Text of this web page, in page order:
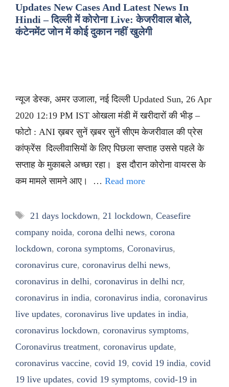
Updates New Cases And Latest News In
Hindi – दिल्ली में कोरोना Live: केजरीवाल बोले,
कंटेनमेंट जोन में कोई दुकान नहीं खुलेगी
न्यूज डेस्क, अमर उजाला, नई दिल्ली Updated Sun, 26 Apr
2020 12:19 PM IST ओखला मंडी में खरीदारों की भीड़ –
फोटो : ANI ख़बर सुनें ख़बर सुनें सीएम केजरीवाल की प्रेस
कांफ्रेंस दिल्लीवासियों के लिए पिछला सप्ताह उससे पहले के
सप्ताह के मुकाबले अच्छा रहा। इस दौरान कोरोना वायरस के
कम मामले सामने आए। … Read more
Tags
21 days lockdown, 21 lockdown, Ceasefire
company noida, corona delhi news, corona
lockdown, corona symptoms, Coronavirus,
coronavirus cure, coronavirus delhi news,
coronavirus in delhi, coronavirus in delhi ncr,
coronavirus in india, coronavirus india, coronavirus
live updates, coronavirus live updates in india,
coronavirus lockdown, coronavirus symptoms,
Coronavirus treatment, coronavirus update,
coronavirus vaccine, covid 19, covid 19 india, covid
19 live updates, covid 19 symptoms, covid-19 in